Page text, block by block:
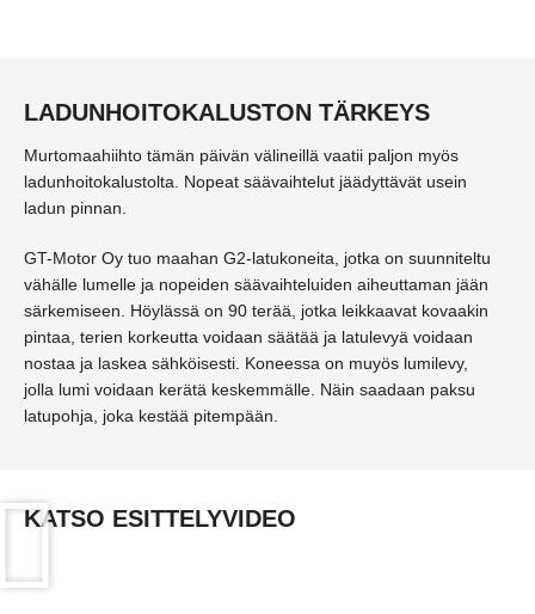
LATUHÖYLÄ G2
KUNTIEN JA KAUPUNKIEN SUOSIMA MALLI
LADUNHOITOKALUSTON TÄRKEYS
Murtomaahiihto tämän päivän välineillä vaatii paljon myös
ladunhoitokalustolta. Nopeat säävaihtelut jäädyttävät usein
ladun pinnan.
GT-Motor Oy tuo maahan G2-latukoneita, jotka on suunniteltu
vähälle lumelle ja nopeiden säävaihteluiden aiheuttaman jään
särkemiseen. Höylässä on 90 terää, jotka leikkaavat kovaakin
pintaa, terien korkeutta voidaan säätää ja latulevyä voidaan
nostaa ja laskea sähköisesti. Koneessa on muyös lumilevy,
jolla lumi voidaan kerätä keskemmälle. Näin saadaan paksu
latupohja, joka kestää pitempään.
KATSO ESITTELYVIDEO